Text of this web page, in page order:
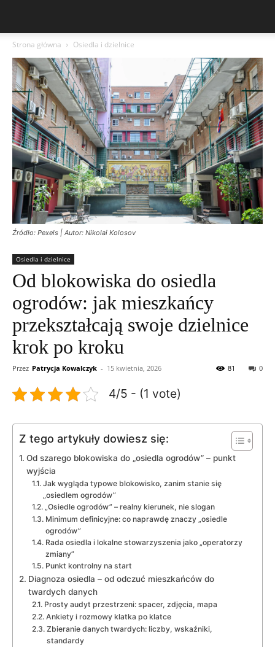
Strona główna Osiedla i dzielnice
Źródło: Pexels | Autor: Nikolai Kolosov
Osiedla i dzielnice
Od blokowiska do osiedla
ogrodów: jak mieszkańcy
przekształcają swoje dzielnice
krok po kroku
Przez Patrycja Kowalczyk - 15 kwietnia, 2026 0
81
4/5 - (1 vote)
Z tego artykuły dowiesz się:
Od szarego blokowiska do „osiedla ogrodów” – punkt
wyjścia
Jak wygląda typowe blokowisko, zanim stanie się
„osiedlem ogrodów”
„Osiedle ogrodów” – realny kierunek, nie slogan
Minimum definicyjne: co naprawdę znaczy „osiedle
ogrodów”
Rada osiedla i lokalne stowarzyszenia jako „operatorzy
zmiany”
Punkt kontrolny na start
Diagnoza osiedla – od odczuć mieszkańców do
twardych danych
Prosty audyt przestrzeni: spacer, zdjęcia, mapa
Ankiety i rozmowy klatka po klatce
Zbieranie danych twardych: liczby, wskaźniki,
standardy